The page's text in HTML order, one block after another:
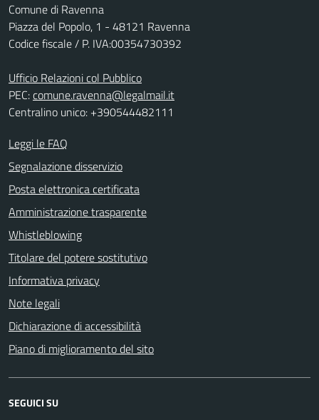
Comune di Ravenna
Piazza del Popolo, 1 - 48121 Ravenna
Codice fiscale / P. IVA:00354730392
Ufficio Relazioni col Pubblico
PEC:comune.ravenna@legalmail.it
Centralino unico: +390544482111
Leggi le FAQ
Segnalazione disservizio
Posta elettronica certificata
Amministrazione trasparente
Whistleblowing
Titolare del potere sostitutivo
Informativa privacy
Note legali
Dichiarazione di accessibilità
Piano di miglioramento del sito
SEGUICI SU